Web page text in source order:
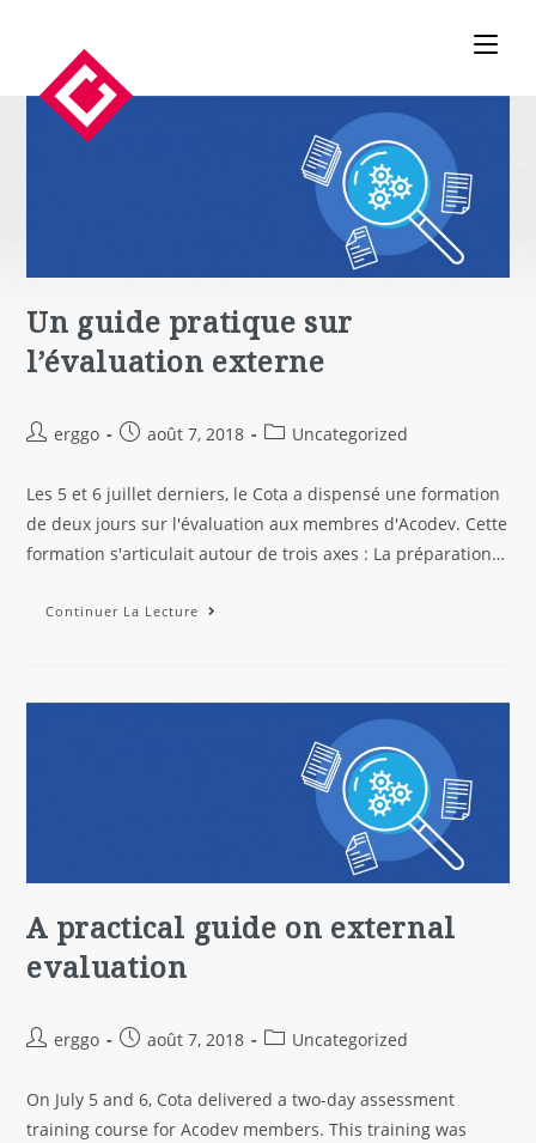
Un guide pratique sur
l’évaluation externe
erggo août 7, 2018 Uncategorized
Les 5 et 6 juillet derniers, le Cota a dispensé une formation
de deux jours sur l'évaluation aux membres d'Acodev. Cette
formation s'articulait autour de trois axes : La préparation…
Continuer La Lecture
A practical guide on external
evaluation
erggo août 7, 2018 Uncategorized
On July 5 and 6, Cota delivered a two-day assessment
training course for Acodev members. This training was